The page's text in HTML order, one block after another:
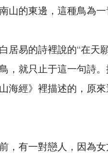
山的東邊，這種鳥為一
居易的詩裡說的“在天
，就只止于這一句詩
海經》裡描述的，原來
，有一對戀人，因為